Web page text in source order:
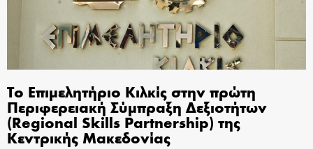
Το Επιμελητήριο Κιλκίς στην πρώτη
Περιφερειακή Σύμπραξη Δεξιοτήτων
(Regional Skills Partnership) της
Κεντρικής Μακεδονίας